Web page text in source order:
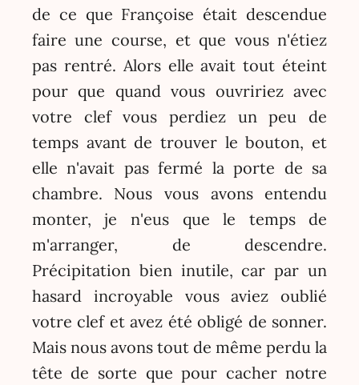
de ce que Françoise était descendue
faire une course, et que vous n'étiez
pas rentré. Alors elle avait tout éteint
pour que quand vous ouvririez avec
votre clef vous perdiez un peu de
temps avant de trouver le bouton, et
elle n'avait pas fermé la porte de sa
chambre. Nous vous avons entendu
monter, je n'eus que le temps de
m'arranger, de descendre.
Précipitation bien inutile, car par un
hasard incroyable vous aviez oublié
votre clef et avez été obligé de sonner.
Mais nous avons tout de même perdu la
tête de sorte que pour cacher notre